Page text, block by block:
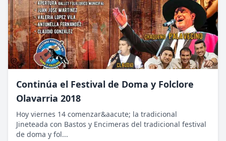
Continúa el Festival de Doma y Folclore
Olavarria 2018
Hoy viernes 14 comenzar&aacute; la tradicional
Jineteada con Bastos y Encimeras del tradicional festival
de doma y fol...